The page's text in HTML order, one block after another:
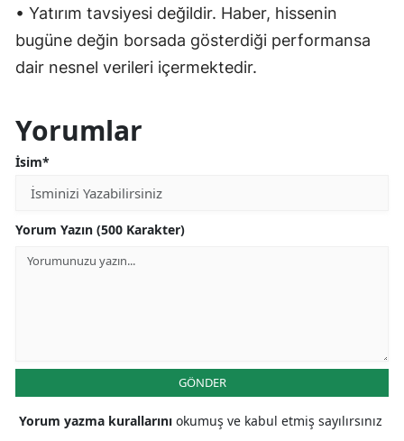
• Yatırım tavsiyesi değildir. Haber, hissenin
bugüne değin borsada gösterdiği performansa
dair nesnel verileri içermektedir.
Yorumlar
İsim*
Yorum Yazın (500 Karakter)
GÖNDER
Yorum yazma kurallarını okumuş ve kabul etmiş sayılırsınız